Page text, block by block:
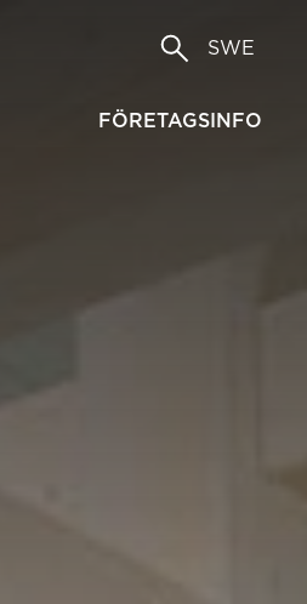
SWE
FÖRETAGSINFO